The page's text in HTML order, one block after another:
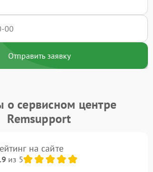
Отправить заявку
о сервисном центре
Remsupport
на сайте
из 5